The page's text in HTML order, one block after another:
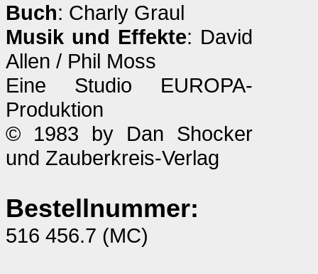
Buch: Charly Graul
Musik und Effekte: David
Allen / Phil Moss
Eine Studio EUROPA-
Produktion
© 1983 by Dan Shocker
und Zauberkreis-Verlag
Bestellnummer:
516 456.7 (MC)